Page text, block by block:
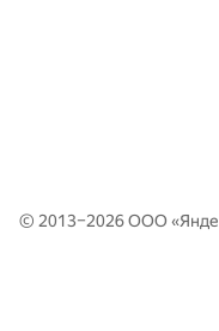
© 2013–2026 ООО «